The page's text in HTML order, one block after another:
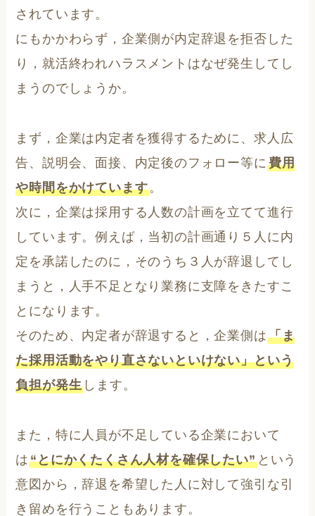
されています。
にもかかわらず，企業側が内定辞退を拒否した
り，就活終われハラスメントはなぜ発生してし
まうのでしょうか。
まず，企業は内定者を獲得するために、求人広
告、説明会、面接、内定後のフォロー等に 費用
や時間をかけています。
次に，企業は採用する人数の計画を立てて進行
しています。例えば，当初の計画通り５人に内
定を承諾したのに，そのうち３人が辞退してし
まうと，人手不足となり業務に支障をきたすこ
とになります。
そのため、内定者が辞退すると，企業側は「ま
た採用活動をやり直さないといけない」という
負担が発生 します。
また，特に人員が不足している企業において
は“とにかくたくさん人材を確保したい”という
意図から，辞退を希望した人に対して強引な引
き留めを行うこともあります。